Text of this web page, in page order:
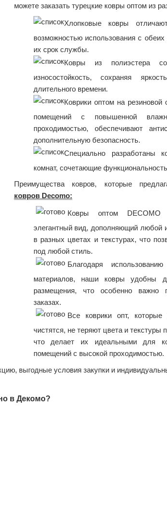
можете заказать турецкие ковры оптом из
Хлопковые ковры
возможностью использования с
их срок службы.
Ковры из полиэстера
износостойкость, сохраняя
длительного времени.
Коврики оптом на
помещений с повышенной
проходимостью, обеспечивают
дополнительную безопасность.
Специально разработаны
комнат, сочетающие
Преимущества ковров, которые
ковров Decomo:
Ковры оптом DECOMO
элегантный вид, дополняющий любой
в разных цветах и ​​текстурах, что
под любой стиль.
Благодаря
материалов, наши ковры удобны
размещения, что особенно важно
заказах.
Все коврики опт,
чистятся, не теряют цвета и текстуры
что делает их идеальными для
помещений с высокой проходимостью.
выгодные условия закупки и
в Декомо?